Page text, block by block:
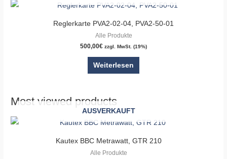
Reglerkarte PVA2-02-04, PVA2-50-01
Alle Produkte
500,00€ zzgl. MwSt. (19%)
Weiterlesen
Most viewed products
AUSVERKAUFT
Kautex BBC Metrawatt, GTR 210
Alle Produkte